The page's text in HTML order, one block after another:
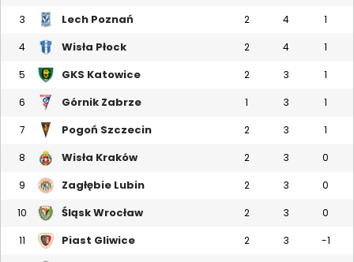
3 Lech Poznań 2 4 1
4 Wisła Płock 2 4 1
5 GKS Katowice 2 3 1
6 Górnik Zabrze 1 3 1
7 Pogoń Szczecin 2 3 1
8 Wisła Kraków 2 3 0
9 Zagłębie Lubin 2 3 0
10 Śląsk Wrocław 2 3 0
11 Piast Gliwice 2 3 -1